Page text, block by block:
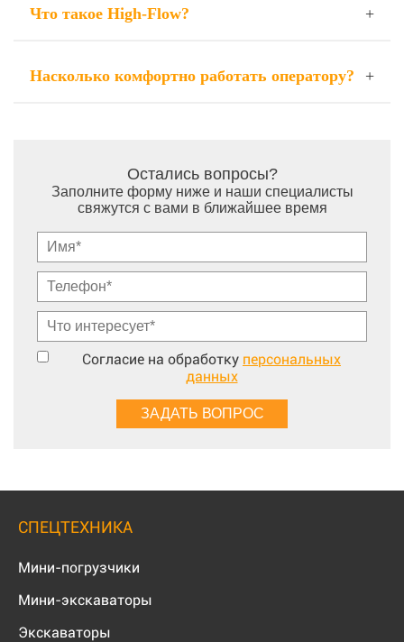
Что такое High-Flow?
Насколько комфортно работать оператору?
Остались вопросы?
Заполните форму ниже и наши специалисты
свяжутся с вами в ближайшее время
Согласие на обработку персональных
данных
СПЕЦТЕХНИКА
Мини-погрузчики
Мини-экскаваторы
Экскаваторы